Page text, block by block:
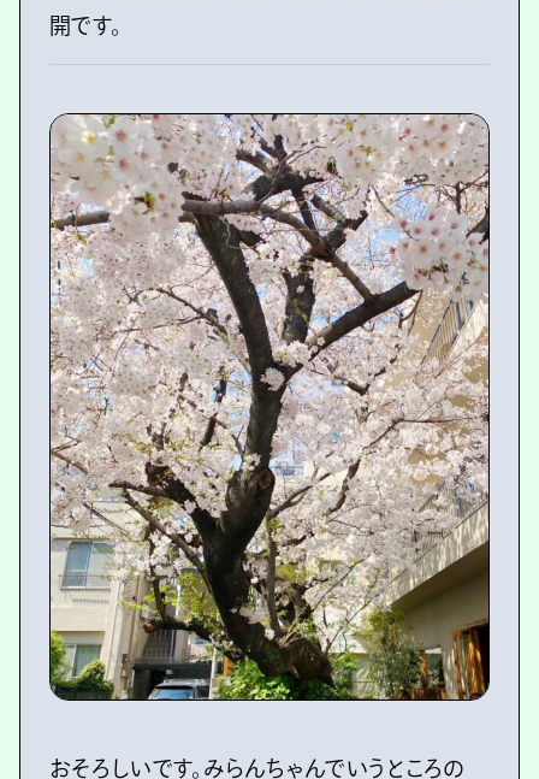
開です。
おそろしいです。みらんちゃんでいうところの